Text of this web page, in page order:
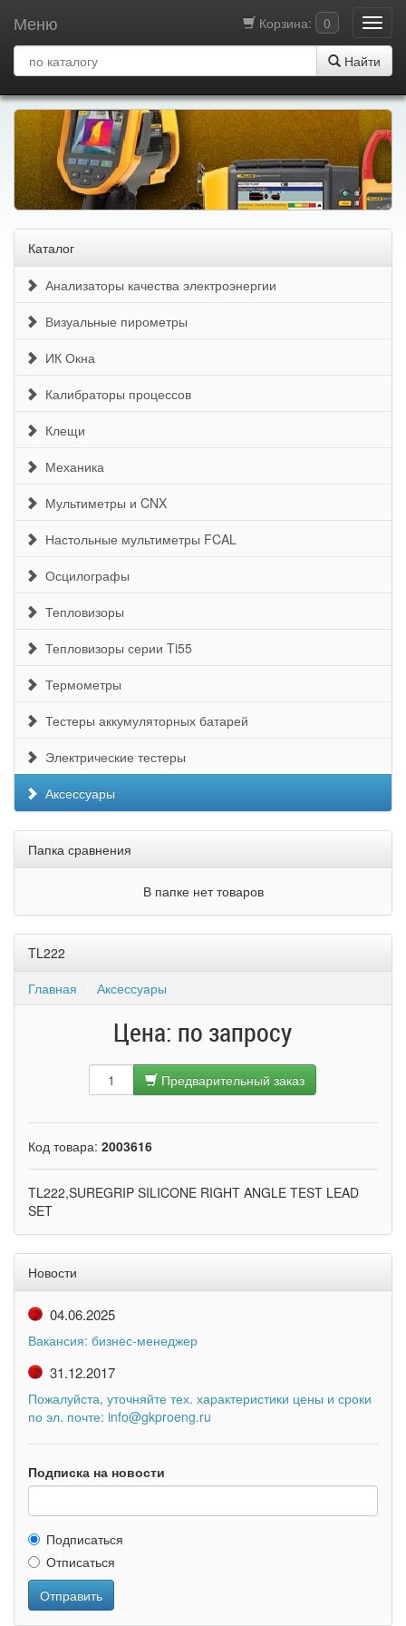
Корзина: 0
Меню
Найти
Каталог
Анализаторы качества электроэнергии
Визуальные пирометры
ИК Окна
Калибраторы процессов
Клещи
Механика
Мультиметры и CNX
Настольные мультиметры FCAL
Осцилографы
Тепловизоры
Тепловизоры серии Ti55
Термометры
Тестеры аккумуляторных батарей
Электрические тестеры
Аксессуары
Папка сравнения
В папке нет товаров
TL222
Главная
Аксессуары
Цена: по запросу
Предварительный заказ
Код товара: 2003616
TL222,SUREGRIP SILICONE RIGHT ANGLE TEST LEAD
SET
Новости
04.06.2025
Вакансия: бизнес-менеджер
31.12.2017
Пожалуйста, уточняйте тех. характеристики цены и сроки
по эл. почте: info@gkproeng.ru
Подписка на новости
Подписаться
Отписаться
Отправить